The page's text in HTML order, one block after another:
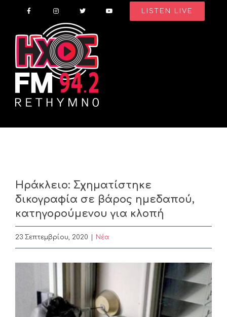
content
LISTEN LIVE
Ηράκλειο: Σχηματίστηκε
δικογραφία σε βάρος ημεδαπού,
κατηγορούμενου για κλοπή
23 Σεπτεμβρίου, 2020 Nέα
Larger
Image